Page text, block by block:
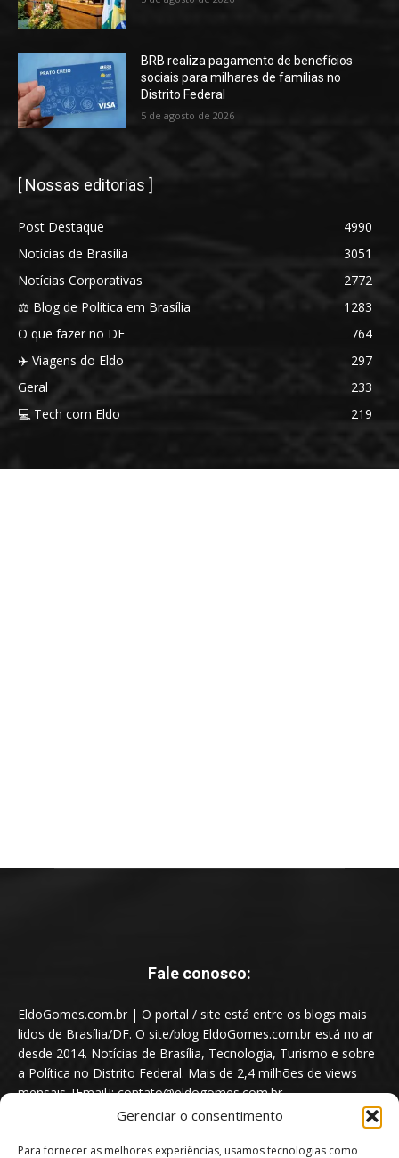
Gerenciar o consentimento
Para fornecer as melhores experiências, usamos tecnologias como
BRB realiza pagamento de benefícios
sociais para milhares de famílias no
Distrito Federal
5 de agosto de 2026
[ Nossas editorias ]
Post Destaque
4990
Notícias de Brasília
3051
Notícias Corporativas
2772
⚖️ Blog de Política em Brasília
1283
O que fazer no DF
764
✈️ Viagens do Eldo
297
Geral
233
💻 Tech com Eldo
219
Fale conosco:
EldoGomes.com.br | O portal / site está entre os blogs mais
lidos de Brasília/DF. O site/blog EldoGomes.com.br está no ar
desde 2014. Notícias de Brasília, Tecnologia, Turismo e sobre
a Política no Distrito Federal. Mais de 2,4 milhões de views
mensais. [Email]: contato@eldogomes.com.br